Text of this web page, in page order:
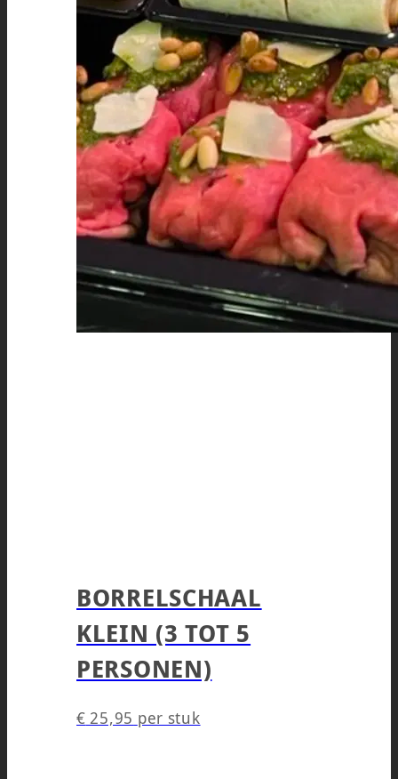
BORRELSCHAAL
KLEIN (3 TOT 5
PERSONEN)
€ 25,95 per stuk